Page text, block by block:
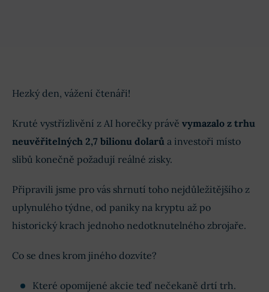
Hezký den, vážení čtenáři!
Kruté vystřízlivění z AI horečky právě vymazalo z trhu
neuvěřitelných 2,7 bilionu dolarů a investoři místo
slibů konečně požadují reálné zisky.
Připravili jsme pro vás shrnutí toho nejdůležitějšího z
uplynulého týdne, od paniky na kryptu až po
historický krach jednoho nedotknutelného zbrojaře.
Co se dnes krom jiného dozvíte?
Které opomíjené akcie teď nečekaně drtí trh.